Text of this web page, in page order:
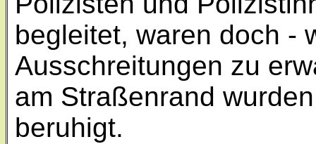
begleitet, waren doch -
Ausschreitungen zu
am Straßenrand
beruhigt.